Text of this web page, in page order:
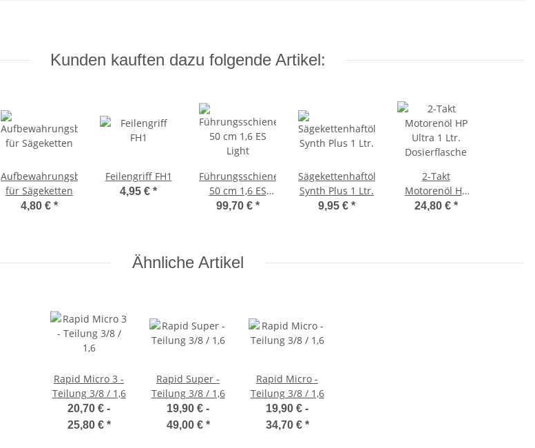
Kunden kauften dazu folgende Artikel:
Aufbewahrungsbox
für Sägeketten
4,80 € *
Feilengriff FH1
4,95 € *
Führungsschiene
50 cm 1,6 ES
Light
99,70 € *
Sägekettenhaftöl
Synth Plus 1 Ltr.
9,95 € *
2-Takt
Motorenöl HP
Ultra 1 Ltr.
24,80 € *
Ähnliche Artikel
Rapid Micro 3 -
Teilung 3/8 / 1,6
20,70 € -
25,80 € *
Rapid Super -
Teilung 3/8 / 1,6
19,90 € -
49,00 € *
Rapid Micro -
Teilung 3/8 / 1,6
19,90 € -
34,70 € *